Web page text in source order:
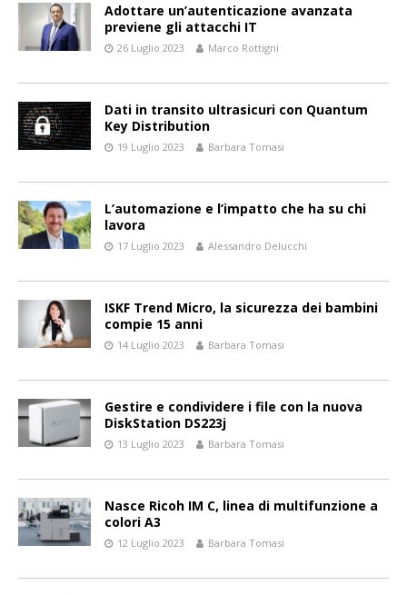
Adottare un’autenticazione avanzata
previene gli attacchi IT
26 Luglio 2023 Marco Rottigni
Dati in transito ultrasicuri con Quantum
Key Distribution
19 Luglio 2023 Barbara Tomasi
L’automazione e l’impatto che ha su chi
lavora
17 Luglio 2023 Alessandro Delucchi
ISKF Trend Micro, la sicurezza dei bambini
compie 15 anni
14 Luglio 2023 Barbara Tomasi
Gestire e condividere i file con la nuova
DiskStation DS223j
13 Luglio 2023 Barbara Tomasi
Nasce Ricoh IM C, linea di multifunzione a
colori A3
12 Luglio 2023 Barbara Tomasi